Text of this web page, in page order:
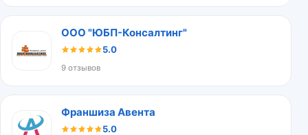
ООО "ЮБП-Консалтинг"
5.0
9 отзывов
Франшиза Авента
5.0